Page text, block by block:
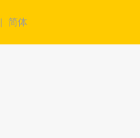
| 简体